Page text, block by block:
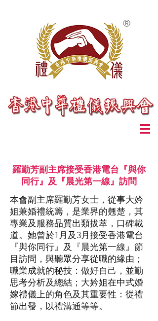
®
羅勤芳副主席接受香港電台『與你
同行』及『晨光第一線』訪問
本會副主席羅勤芳女士，從事大妗
姐兼婚禮統籌，是業界的翹楚，其
專業及服務品質出類拔萃，口碑載
道。她曾於1月及3月接受香港電台
『與你同行』及『晨光第一線』節
目訪問，與聽眾分享從職的緣由；
職業成就的秘技：做好自己，並勤
思考分析及總結；大妗姐在中式婚
嫁禮儀上的角色及其重要性：從禮
節出發，以禮溝通等等。